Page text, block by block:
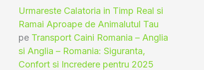
Urmareste Calatoria in Timp Real si
Ramai Aproape de Animalutul Tau
pe Transport Caini Romania – Anglia
si Anglia – Romania: Siguranta,
Confort si Incredere pentru 2025